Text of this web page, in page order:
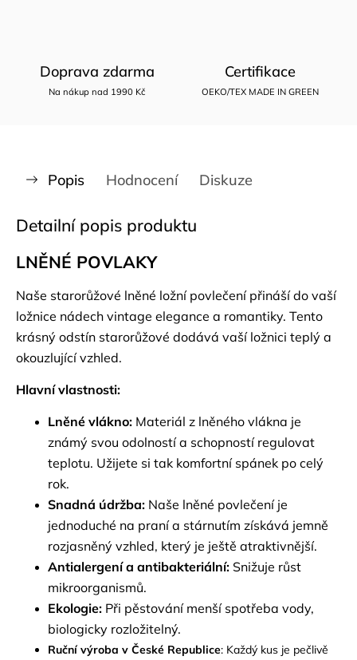
Doprava zdarma
Na nákup nad 1990 Kč
Certifikace
OEKO/TEX MADE IN GREEN
Popis Hodnocení Diskuze
Detailní popis produktu
LNĚNÉ POVLAKY
Naše starorůžové lněné ložní povlečení přináší do vaší
ložnice nádech vintage elegance a romantiky. Tento
krásný odstín starorůžové dodává vaší ložnici teplý a
okouzlující vzhled.
Hlavní vlastnosti:
Lněné vlákno: Materiál z lněného vlákna je
známý svou odolností a schopností regulovat
teplotu. Užijete si tak komfortní spánek po celý
rok.
Snadná údržba: Naše lněné povlečení je
jednoduché na praní a stárnutím získává jemně
rozjasněný vzhled, který je ještě atraktivnější.
Antialergení a antibakteriální: Snižuje růst
mikroorganismů.
Ekologie: Při pěstování menší spotřeba vody,
biologicky rozložitelný.
Ruční výroba v České Republice: Každý kus je pečlivě